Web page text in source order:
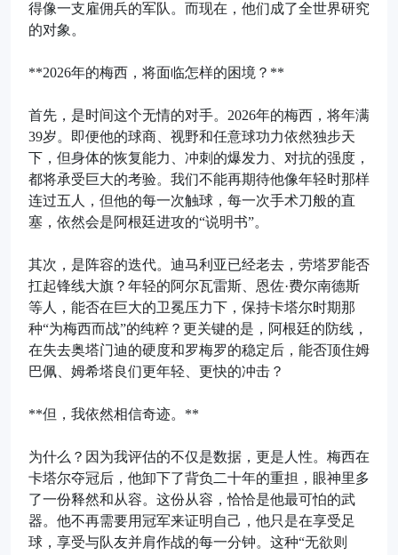
得像一支雇佣兵的军队。而现在，他们成了全世界研究
的对象。
**2026年的梅西，将面临怎样的困境？**
首先，是时间这个无情的对手。2026年的梅西，将年满
39岁。即便他的球商、视野和任意球功力依然独步天
下，但身体的恢复能力、冲刺的爆发力、对抗的强度，
都将承受巨大的考验。我们不能再期待他像年轻时那样
连过五人，但他的每一次触球，每一次手术刀般的直
塞，依然会是阿根廷进攻的“说明书”。
其次，是阵容的迭代。迪马利亚已经老去，劳塔罗能否
扛起锋线大旗？年轻的阿尔瓦雷斯、恩佐·费尔南德斯
等人，能否在巨大的卫冕压力下，保持卡塔尔时期那
种“为梅西而战”的纯粹？更关键的是，阿根廷的防线，
在失去奥塔门迪的硬度和罗梅罗的稳定后，能否顶住姆
巴佩、姆希塔良们更年轻、更快的冲击？
**但，我依然相信奇迹。**
为什么？因为我评估的不仅是数据，更是人性。梅西在
卡塔尔夺冠后，他卸下了背负二十年的重担，眼神里多
了一份释然和从容。这份从容，恰恰是他最可怕的武
器。他不再需要用冠军来证明自己，他只是在享受足
球，享受与队友并肩作战的每一分钟。这种“无欲则